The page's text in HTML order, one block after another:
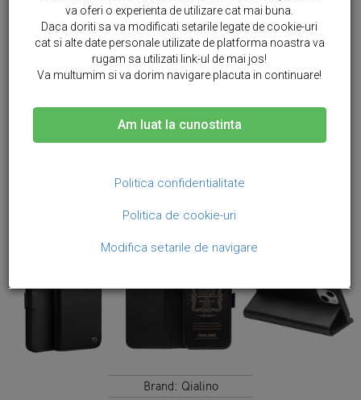
Brand: Qialino
va oferi o experienta de utilizare cat mai buna.
Daca doriti sa va modificati setarile legate de cookie-uri
cat si alte date personale utilizate de platforma noastra va
rugam sa utilizati link-ul de mai jos!
Va multumim si va dorim navigare placuta in continuare!
Am luat la cunostinta
Politica confidentialitate
Politica de cookie-uri
Modifica setarile de navigare